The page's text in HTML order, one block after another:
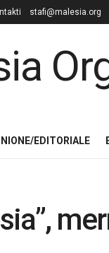
stafi@malesia.org
EDITORIALE